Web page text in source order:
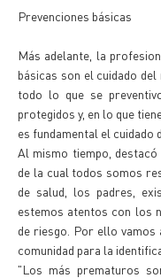
Prevenciones básicas
Más adelante, la
básicas son el cuidado del
todo lo que se
protegidos y, en lo que
es fundamental el cuidado
Al mismo tiempo, destacó
de la cual todos somos
de salud, los padres,
estemos atentos con los
de riesgo. Por ello
comunidad para la
"Los más prematuros